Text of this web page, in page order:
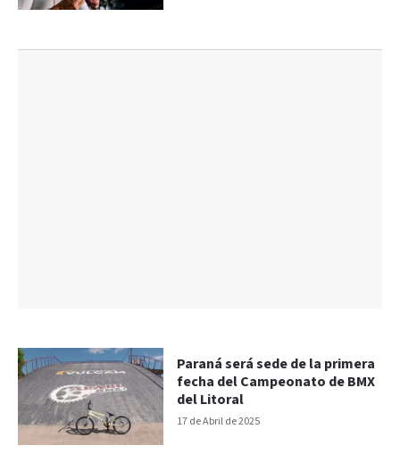
17 de Abril de 2025
Paraná será sede de la primera
fecha del Campeonato de BMX
del Litoral